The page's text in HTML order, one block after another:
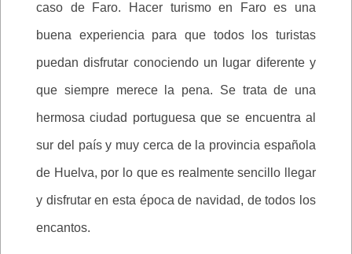
caso de Faro. Hacer turismo en Faro es una
buena experiencia para que todos los turistas
puedan disfrutar conociendo un lugar diferente y
que siempre merece la pena. Se trata de una
hermosa ciudad portuguesa que se encuentra al
sur del país y muy cerca de la provincia española
de Huelva, por lo que es realmente sencillo llegar
y disfrutar en esta época de navidad, de todos los
encantos.